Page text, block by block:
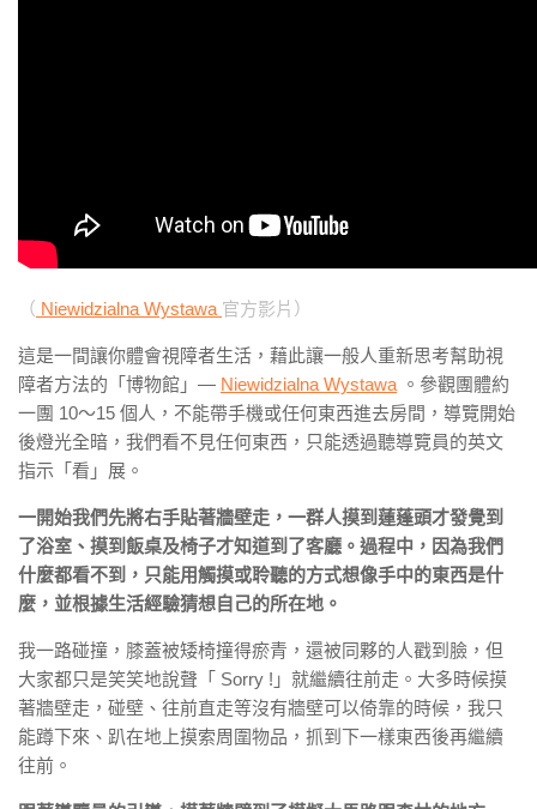
（ Niewidzialna Wystawa 官方影片）
這是一間讓你體會視障者生活，藉此讓一般人重新思考幫助視
障者方法的「博物館」― Niewidzialna Wystawa 。參觀團體約
一團 10～15 個人，不能帶手機或任何東西進去房間，導覽開始
後燈光全暗，我們看不見任何東西，只能透過聽導覽員的英文
指示「看」展。
一開始我們先將右手貼著牆壁走，一群人摸到蓮蓬頭才發覺到
了浴室、摸到飯桌及椅子才知道到了客廳。過程中，因為我們
什麼都看不到，只能用觸摸或聆聽的方式想像手中的東西是什
麼，並根據生活經驗猜想自己的所在地。
我一路碰撞，膝蓋被矮椅撞得瘀青，還被同夥的人戳到臉，但
大家都只是笑笑地說聲「 Sorry !」就繼續往前走。大多時候摸
著牆壁走，碰壁、往前直走等沒有牆壁可以倚靠的時候，我只
能蹲下來、趴在地上摸索周圍物品，抓到下一樣東西後再繼續
往前。